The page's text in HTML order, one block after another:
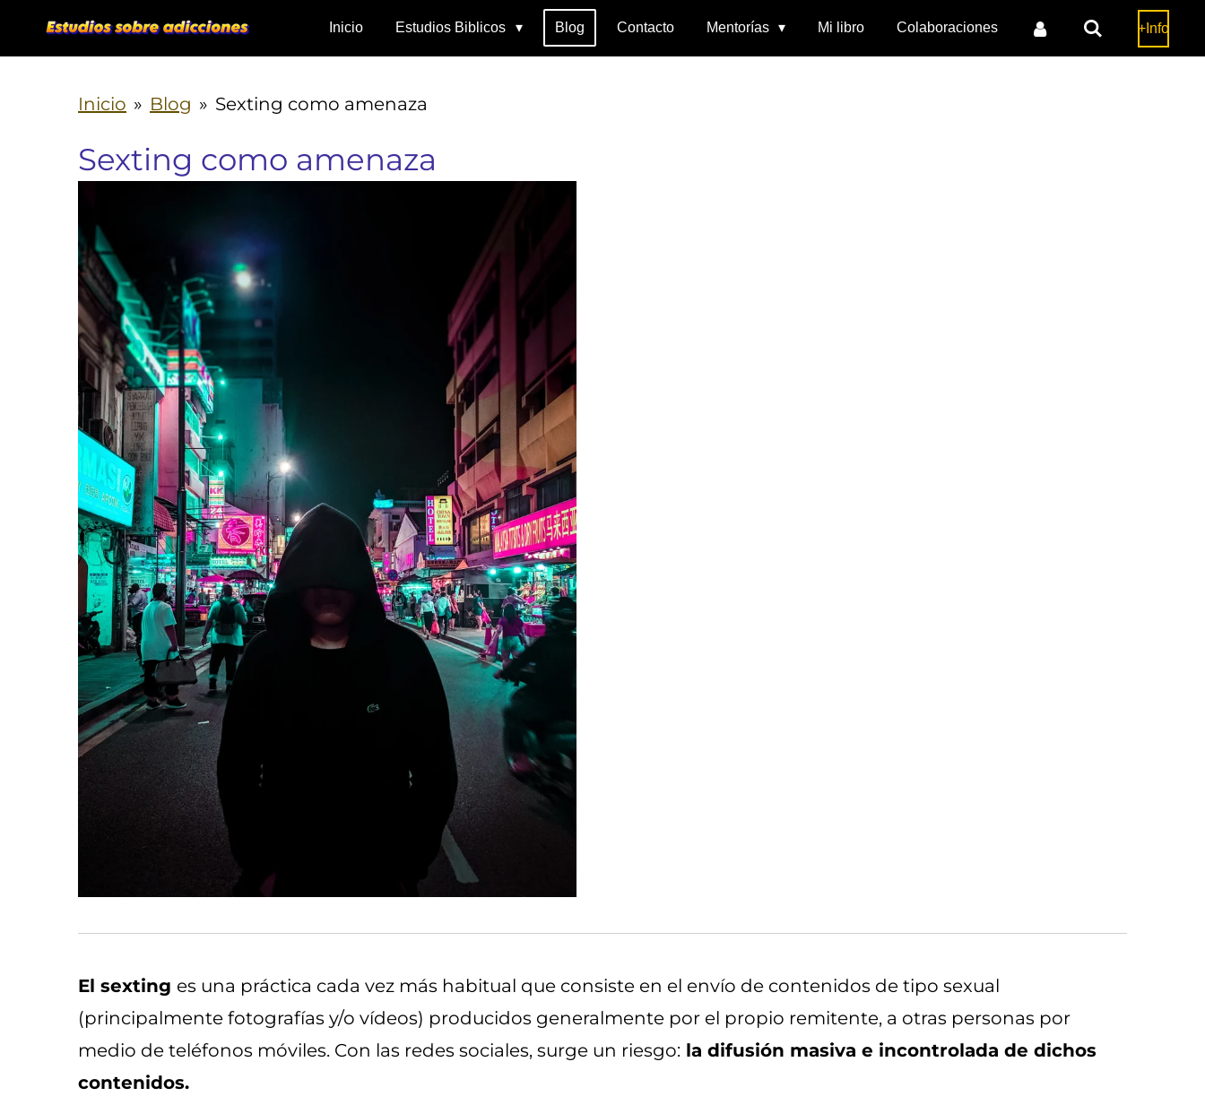
al
Inicio Estudios Biblicos Blog Contacto Mentorías Mi libro Colaboraciones +Info
Inicio » Blog » Sexting como amenaza
Sexting como amenaza
El sexting es una práctica cada vez más habitual que consiste en el envío de contenidos de tipo sexual
(principalmente fotografías y/o vídeos) producidos generalmente por el propio remitente, a otras personas por
medio de teléfonos móviles. Con las redes sociales, surge un riesgo: la difusión masiva e incontrolada de dichos
contenidos.